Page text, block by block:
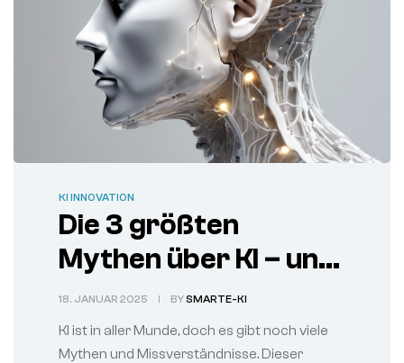
KI INNOVATION
Die 3 größten
Mythen über KI – und
warum sie nicht
stimmen.
18. JANUAR 2025 BYSMARTE-KI
KI ist in aller Munde, doch es gibt noch viele
Mythen und Missverständnisse. Dieser